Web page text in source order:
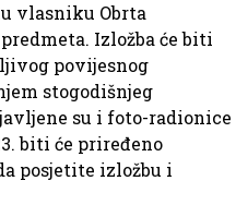
vlasniku Obrta
Izložba će biti
povijesnog
stogodišnjeg
su i foto-radionice
biti će priređeno
posjetite izložbu i